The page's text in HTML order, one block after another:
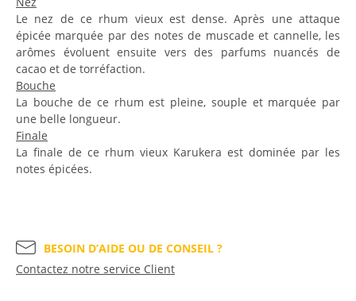
Le nez de ce rhum vieux est dense. Après une attaque
épicée marquée par des notes de muscade et cannelle, les
arômes évoluent ensuite vers des parfums nuancés de
cacao et de torréfaction.
Bouche
La bouche de ce rhum est pleine, souple et marquée par
une belle longueur.
Finale
La finale de ce rhum vieux Karukera est dominée par les
notes épicées.
BESOIN D’AIDE OU DE CONSEIL ?
Contactez notre service Client